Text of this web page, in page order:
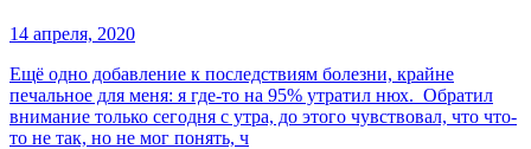
14 апреля, 2020
Ещё одно добавление к последствиям болезни, крайне
печальное для меня: я где-то на 95% утратил нюх. Обратил
внимание только сегодня с утра, до этого чувствовал, что что-
то не так, но не мог понять, ч